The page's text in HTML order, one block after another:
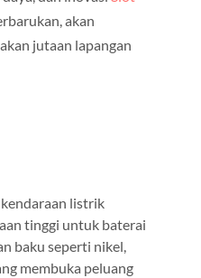
akan
jutaan lapangan
listrik
tinggi untuk baterai
baku seperti nikel,
membuka peluang